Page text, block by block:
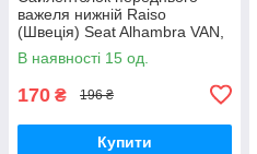
важеля нижній Raiso
(Швеція) Seat Alhambra VAN,
Сеат Алхамбра 10- #RL-
1K0182E UATCGWX17
В наявності 15 од.
170 ₴ 196 ₴
Купити